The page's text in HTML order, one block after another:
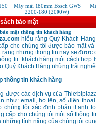
Máy mài 180mm Bosch GWS
2200-180 (2000W)
bảo mật
mật thông tin khách hàng
hiểu rằng Quý Khách
cho chúng tôi được bảo mật
rằng những thông tin này sẽ được
tin khách hàng một cách
Quý Khách Hàng những trải
thông tin khách hàng
được các dịch vụ của
như: email, họ tên, số điện
chúng tôi xác định phần thanh
cấp cho chúng tôi một số thông
những tính năng của chúng tôi